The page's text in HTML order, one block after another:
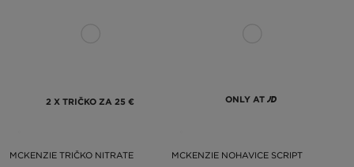
2 X TRIČKO ZA 25 €
MCKENZIE TRIČKO NITRATE
ONLY AT
MCKENZIE NOHAVICE SCRIPT